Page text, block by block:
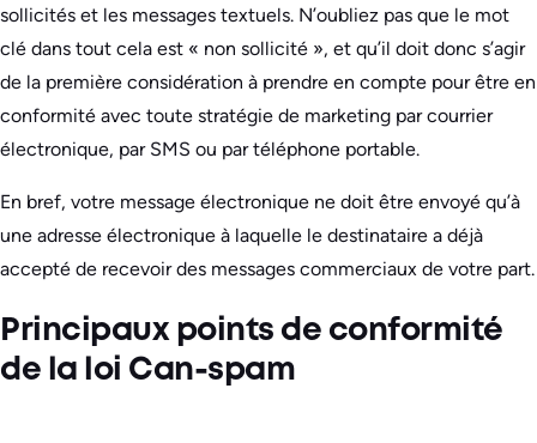
sollicités et les messages textuels. N’oubliez pas que le mot
clé dans tout cela est « non sollicité », et qu’il doit donc s’agir
de la première considération à prendre en compte pour être en
conformité avec toute stratégie de marketing par courrier
électronique, par SMS ou par téléphone portable.
En bref, votre message électronique ne doit être envoyé qu’à
une adresse électronique à laquelle le destinataire a déjà
accepté de recevoir des messages commerciaux de votre part.
Principaux points de conformité
de la loi Can-spam